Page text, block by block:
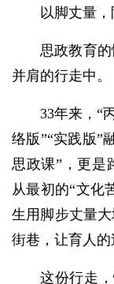
以脚丈量
思政教育
并肩的行走中。
33年来，“
络版”“实践版”
思政课”，更是
从最初的“文化
生用脚步丈量
街巷，让育人的
这份行走